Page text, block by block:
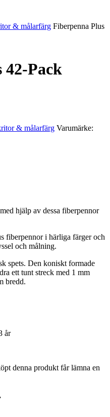
& målarfärg Fiberpenna Plus
42-Pack
& målarfärg Varumärke:
hjälp av dessa fiberpennor
fiberpennor i härliga färger och
och målning.
spets. Den koniskt formade
ett tunt streck med 1 mm
bredd.
år
denna produkt får lämna en